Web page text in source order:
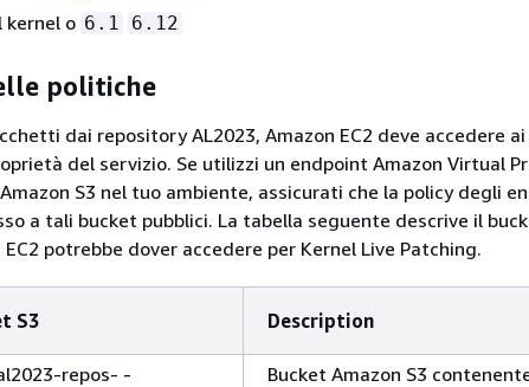
kernel o 6.1 6.12
politiche
dai repository AL2023, Amazon EC2 deve accedere
del servizio. Se utilizzi un endpoint Amazon Virtual
S3 nel tuo ambiente, assicurati che la policy degli
a tali bucket pubblici. La tabella seguente descrive il
EC2 potrebbe dover accedere per Kernel Live Patching.
S3 Description
repos- -
Bucket Amazon S3